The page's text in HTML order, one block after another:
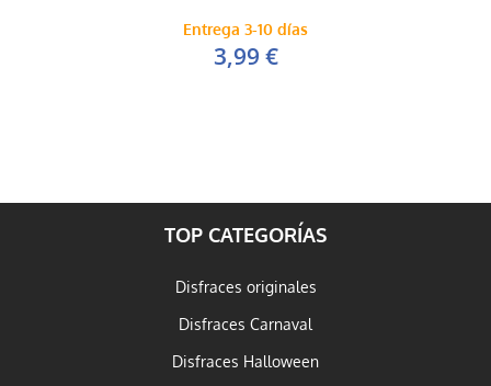
Entrega 3-10 días
3,99 €
TOP CATEGORÍAS
Disfraces originales
Disfraces Carnaval
Disfraces Halloween